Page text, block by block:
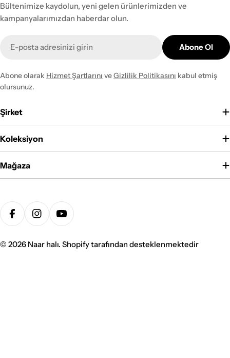
Bültenimize kaydolun, yeni gelen ürünlerimizden ve
kampanyalarımızdan haberdar olun.
posta
Abone Ol
Abone olarak Hizmet Şartlarını veGizlilik Politikasını kabul etmiş
olursunuz.
Şirket
Koleksiyon
Mağaza
Ödeme
yöntemleri
FacebookInstagramYouTube
© 2026 Naar halı. Shopify tarafından desteklenmektedir